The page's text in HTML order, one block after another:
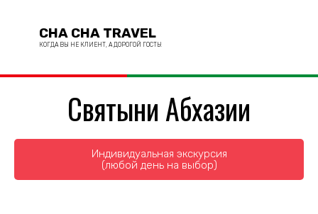
CHA CHA TRAVEL
КОГДА ВЫ НЕ КЛИЕНТ, А ДОРОГОЙ ГОСТЬ!
Святыни Абхазии
Индивидуальная экскурсия
(любой день на выбор)